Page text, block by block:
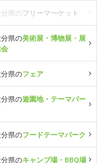
県のフリーマーケット
県の美術展・博物展・展
県のフェア
県の遊園地・テーマパー
県のフードテーマパーク
県のキャンプ場・BBQ場